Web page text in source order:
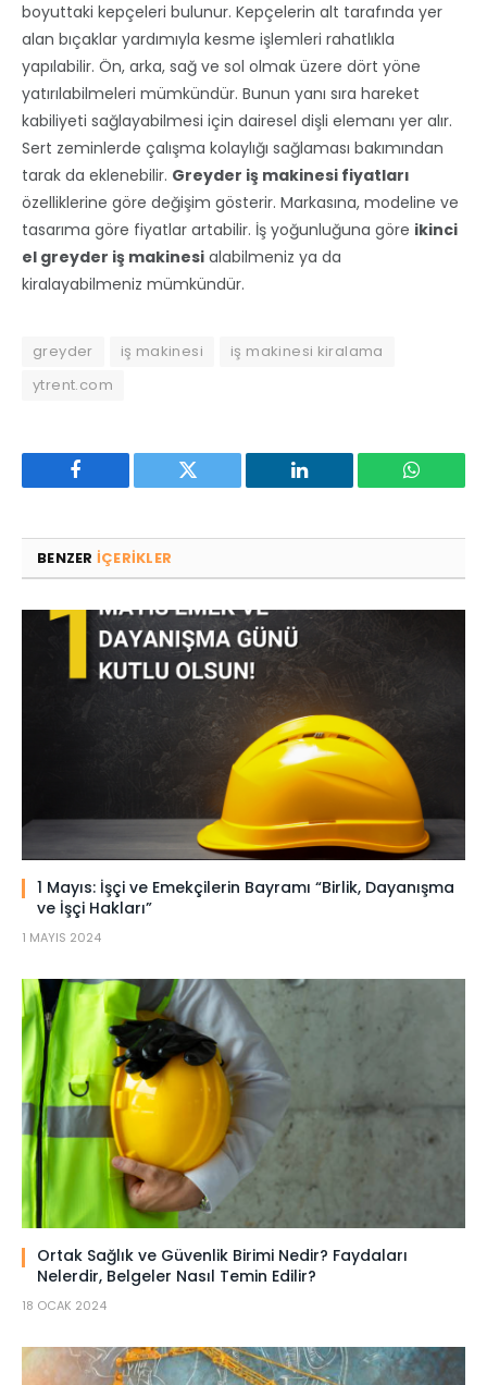
boyuttaki kepçeleri bulunur. Kepçelerin alt tarafında yer
alan bıçaklar yardımıyla kesme işlemleri rahatlıkla
yapılabilir. Ön, arka, sağ ve sol olmak üzere dört yöne
yatırılabilmeleri mümkündür. Bunun yanı sıra hareket
kabiliyeti sağlayabilmesi için dairesel dişli elemanı yer alır.
Sert zeminlerde çalışma kolaylığı sağlaması bakımından
tarak da eklenebilir. Greyder iş makinesi fiyatları
özelliklerine göre değişim gösterir. Markasına, modeline ve
tasarıma göre fiyatlar artabilir. İş yoğunluğuna göre ikinci
el greyder iş makinesi alabilmeniz ya da
kiralayabilmeniz mümkündür.
greyder iş makinesi
iş makinesi kiralama
ytrent.com
Facebook Twitter LinkedIn
BENZER IÇERIKLER
1 Mayıs: İşçi ve Emekçilerin Bayramı “Birlik, Dayanışma
ve İşçi Hakları”
1 MAYIS 2024
Ortak Sağlık ve Güvenlik Birimi Nedir? Faydaları
Nelerdir, Belgeler Nasıl Temin Edilir?
18 OCAK 2024